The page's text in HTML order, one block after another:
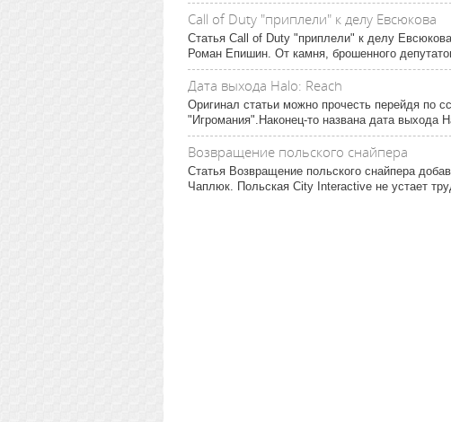
Call of Duty "приплели" к делу Евсюкова
Статья Call of Duty "приплели" к делу
Роман Епишин. От камня, брошенного
Дата выхода Halo: Reach
Оригинал статьи можно прочесть перейдя по
"Игромания".Наконец-то названа дата выхода
Возвращение польского снайпера
Статья Возвращение польского снайпера
Чаплюк. Польская City Interactive не устает